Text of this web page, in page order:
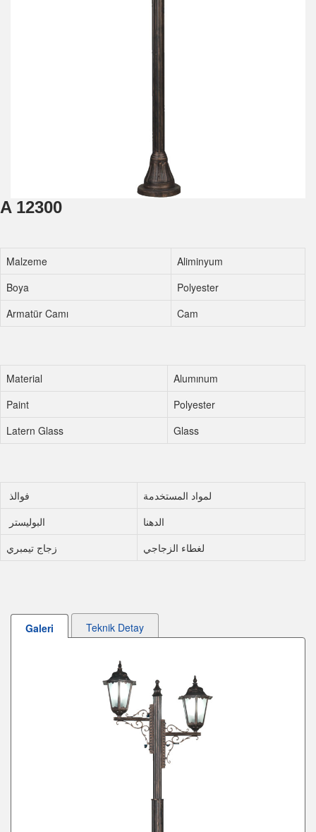
A 12300
Malzeme
Aliminyum
Boya
Polyester
Armatür Camı
Cam
Material
Alumınum
Paint
Polyester
Latern Glass
Glass
لمواد المستخدمة
الدهنا
لغطاء الزجاجي
Galeri Teknik Detay